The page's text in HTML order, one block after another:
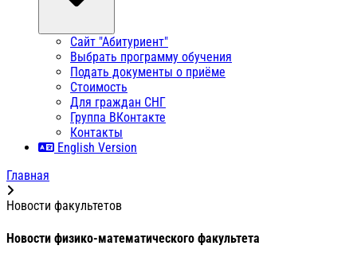
Сайт "Абитуриент"
Выбрать программу обучения
Подать документы о приёме
Стоимость
Для граждан СНГ
Группа ВКонтакте
Контакты
English Version
Главная
Новости факультетов
Новости физико-математического факультета